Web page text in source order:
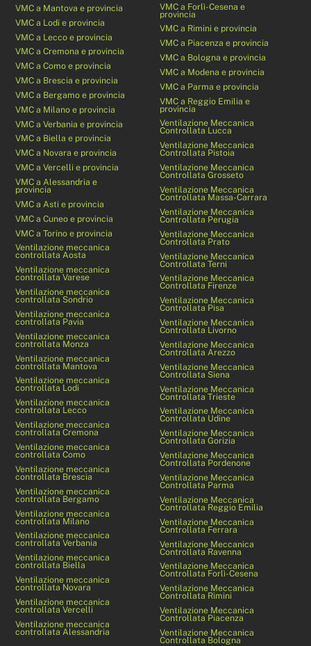
VMC a Mantova e provincia
VMC a Lodi e provincia
VMC a Lecco e provincia
VMC a Cremona e provincia
VMC a Como e provincia
VMC a Brescia e provincia
VMC a Bergamo e provincia
VMC a Milano e provincia
VMC a Verbania e provincia
VMC a Biella e provincia
VMC a Novara e provincia
VMC a Vercelli e provincia
VMC a Alessandria e
provincia
VMC a Asti e provincia
VMC a Cuneo e provincia
VMC a Torino e provincia
Ventilazione meccanica
controllata Aosta
Ventilazione meccanica
controllata Varese
Ventilazione meccanica
controllata Sondrio
Ventilazione meccanica
controllata Pavia
Ventilazione meccanica
controllata Monza
Ventilazione meccanica
controllata Mantova
Ventilazione meccanica
controllata Lodi
Ventilazione meccanica
controllata Lecco
Ventilazione meccanica
controllata Cremona
Ventilazione meccanica
controllata Como
Ventilazione meccanica
controllata Brescia
Ventilazione meccanica
controllata Bergamo
Ventilazione meccanica
controllata Milano
Ventilazione meccanica
controllata Verbania
Ventilazione meccanica
controllata Biella
Ventilazione meccanica
controllata Novara
Ventilazione meccanica
controllata Vercelli
Ventilazione meccanica
controllata Alessandria
VMC a Forlì-Cesena e
provincia
VMC a Rimini e provincia
VMC a Piacenza e provincia
VMC a Bologna e provincia
VMC a Modena e provincia
VMC a Parma e provincia
VMC a Reggio Emilia e
provincia
Ventilazione Meccanica
Controllata Lucca
Ventilazione Meccanica
Controllata Pistoia
Ventilazione Meccanica
Controllata Grosseto
Ventilazione Meccanica
Controllata Massa-Carrara
Ventilazione Meccanica
Controllata Perugia
Ventilazione Meccanica
Controllata Prato
Ventilazione Meccanica
Controllata Terni
Ventilazione Meccanica
Controllata Firenze
Ventilazione Meccanica
Controllata Pisa
Ventilazione Meccanica
Controllata Livorno
Ventilazione Meccanica
Controllata Arezzo
Ventilazione Meccanica
Controllata Siena
Ventilazione Meccanica
Controllata Trieste
Ventilazione Meccanica
Controllata Udine
Ventilazione Meccanica
Controllata Gorizia
Ventilazione Meccanica
Controllata Pordenone
Ventilazione Meccanica
Controllata Parma
Ventilazione Meccanica
Controllata Reggio Emilia
Ventilazione Meccanica
Controllata Ferrara
Ventilazione Meccanica
Controllata Ravenna
Ventilazione Meccanica
Controllata Forlì-Cesena
Ventilazione Meccanica
Controllata Rimini
Ventilazione Meccanica
Controllata Piacenza
Ventilazione Meccanica
Controllata Bologna